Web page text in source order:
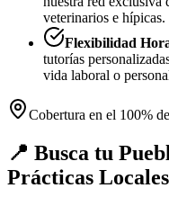
veterinarios e hípicas.
Flexibilidad
tutorías
vida laboral o
Cobertura en el 100%
📍 Busca tu
Prácticas Locales